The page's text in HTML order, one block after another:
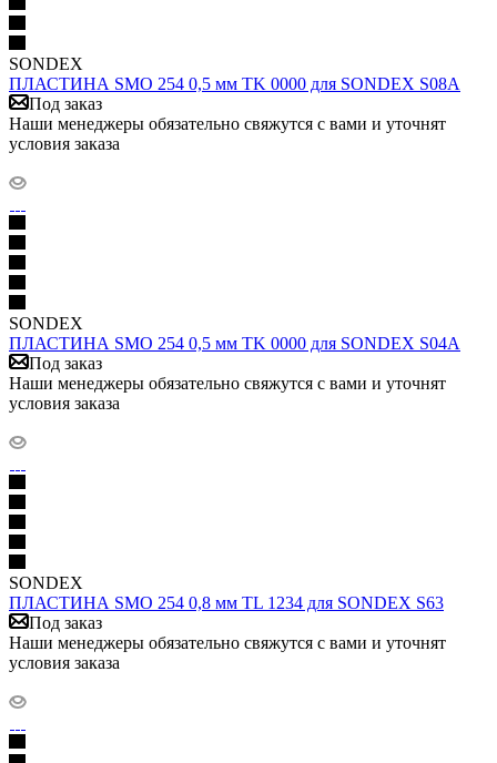
SONDEX
ПЛАСТИНА SMO 254 0,5 мм TK 0000 для SONDEX S08A
Под заказ
Наши менеджеры обязательно свяжутся с вами и уточнят
условия заказа
SONDEX
ПЛАСТИНА SMO 254 0,5 мм TK 0000 для SONDEX S04A
Под заказ
Наши менеджеры обязательно свяжутся с вами и уточнят
условия заказа
SONDEX
ПЛАСТИНА SMO 254 0,8 мм TL 1234 для SONDEX S63
Под заказ
Наши менеджеры обязательно свяжутся с вами и уточнят
условия заказа